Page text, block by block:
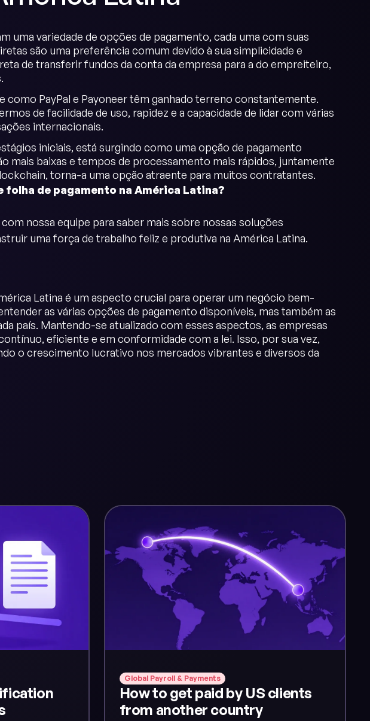
uma variedade de opções de pagamento, cada uma com suas
são uma preferência comum devido à sua simplicidade e
de transferir fundos da conta da empresa para a do empreiteiro,
PayPal e Payoneer têm ganhado terreno constantemente.
de facilidade de uso, rapidez e a capacidade de lidar com várias
internacionais.
iniciais, está surgindo como uma opção de pagamento
mais baixas e tempos de processamento mais rápidos, juntamente
torna-a uma opção atraente para muitos contratantes.
de pagamento na América Latina?
nossa equipe para saber mais sobre nossas soluções
uma força de trabalho feliz e produtiva na América Latina.
Latina é um aspecto crucial para operar um negócio bem-
as várias opções de pagamento disponíveis, mas também as
país. Mantendo-se atualizado com esses aspectos, as empresas
eficiente e em conformidade com a lei. Isso, por sua vez,
o crescimento lucrativo nos mercados vibrantes e diversos da
Global Payroll & Payments
How to get paid by US clients
from another country